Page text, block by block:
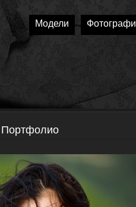
Модели Фотографи
Портфолио